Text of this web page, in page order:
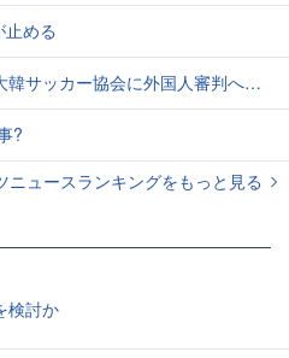
止める
国人審判への“性的接待”疑惑 韓国メディアが報道
?
ニュースランキングをもっと見る
検討か